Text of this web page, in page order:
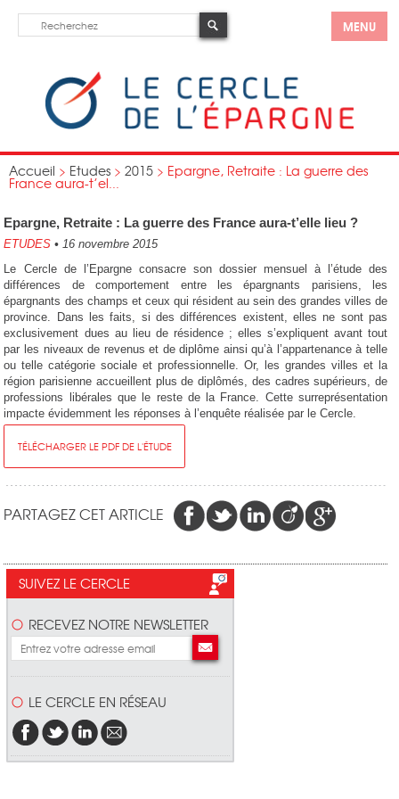
MENU
Accueil > Etudes > 2015 > Epargne, Retraite : La guerre des
France aura-t’el...
Epargne, Retraite : La guerre des France aura-t’elle lieu ?
ETUDES • 16 novembre 2015
Le Cercle de l’Epargne consacre son dossier mensuel à l’étude des
différences de comportement entre les épargnants parisiens, les
épargnants des champs et ceux qui résident au sein des grandes villes de
province. Dans les faits, si des différences existent, elles ne sont pas
exclusivement dues au lieu de résidence ; elles s’expliquent avant tout
par les niveaux de revenus et de diplôme ainsi qu’à l’appartenance à telle
ou telle catégorie sociale et professionnelle. Or, les grandes villes et la
région parisienne accueillent plus de diplômés, des cadres supérieurs, de
professions libérales que le reste de la France. Cette surreprésentation
impacte évidemment les réponses à l’enquête réalisée par le Cercle.
TÉLÉCHARGER LE PDF DE L'ÉTUDE
PARTAGEZ CET ARTICLE
SUIVEZ LE CERCLE
RECEVEZ NOTRE NEWSLETTER
LE CERCLE EN RÉSEAU